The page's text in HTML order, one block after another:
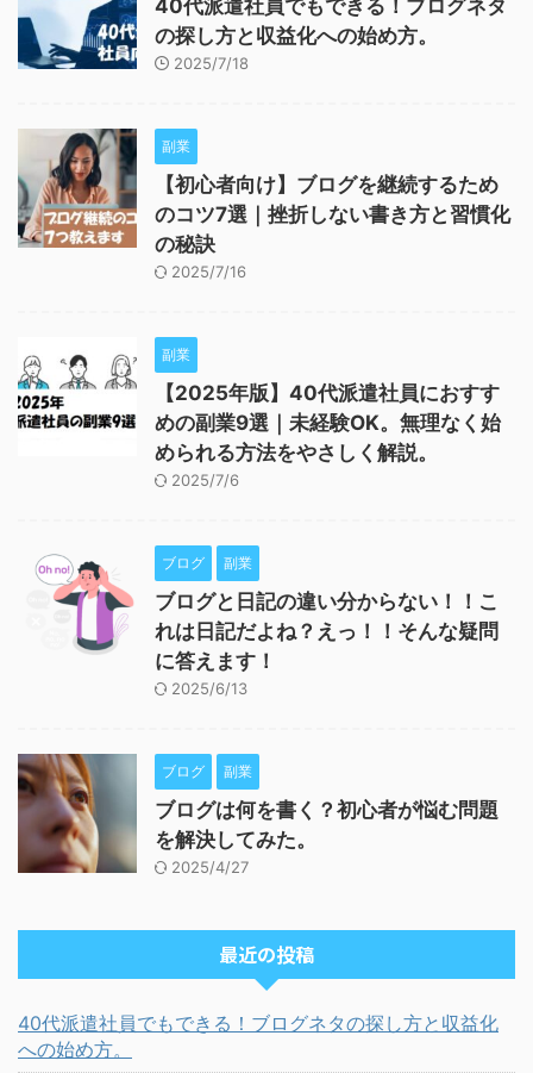
40代派遣社員でもできる！ブログネタ
の探し方と収益化への始め方。
2025/7/18
副業
【初心者向け】ブログを継続するため
のコツ7選｜挫折しない書き方と習慣化
の秘訣
2025/7/16
副業
【2025年版】40代派遣社員におすす
めの副業9選｜未経験OK。無理なく始
められる方法をやさしく解説。
2025/7/6
ブログ 副業
ブログと日記の違い分からない！！こ
れは日記だよね？えっ！！そんな疑問
に答えます！
2025/6/13
ブログ 副業
ブログは何を書く？初心者が悩む問題
を解決してみた。
2025/4/27
最近の投稿
40代派遣社員でもできる！ブログネタの探し方と収益化
への始め方。